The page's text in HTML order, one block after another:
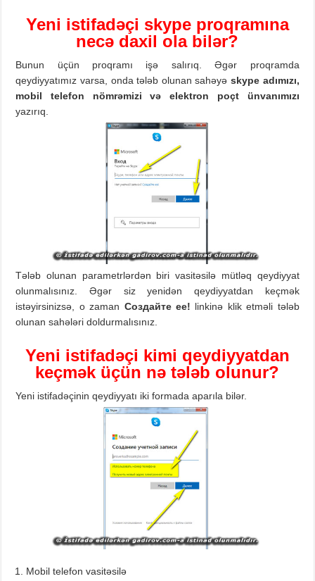
Yeni istifadəçi skype proqramına
necə daxil ola bilər?
Bunun üçün proqramı işə salırıq. Əgər proqramda
qeydiyyatımız varsa, onda tələb olunan sahəyəskype adımızı,
mobil telefon nömrəmizi və elektron poçt ünvanımızı
yazırıq.
Tələb olunan parametrlərdən biri vasitəsilə mütləq qeydiyyat
olunmalısınız. Əgər siz yenidən qeydiyyatdan keçmək
istəyirsinizsə, o zaman Создайте ее! linkinə klik etməli tələb
olunan sahələri doldurmalısınız.
Yeni istifadəçi kimi qeydiyyatdan
keçmək üçün nə tələb olunur?
Yeni istifadəçinin qeydiyyatı iki formada aparıla bilər.
Mobil telefon vasitəsilə